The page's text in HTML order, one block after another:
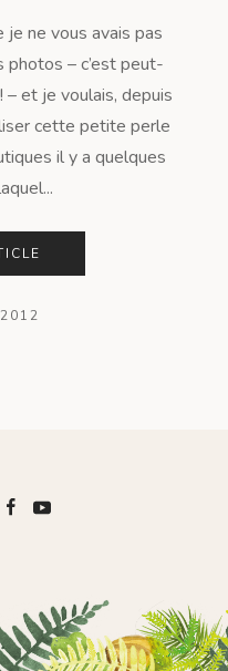
je ne vous avais pas
– c’est peut-
et je voulais, depuis
cette petite perle
il y a quelques